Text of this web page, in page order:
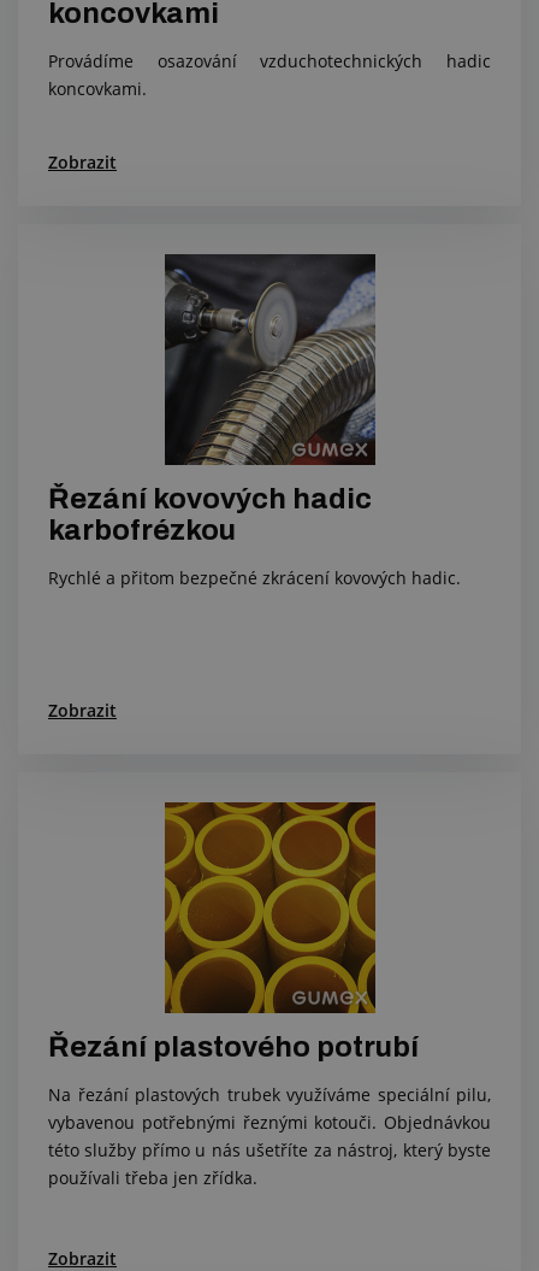
koncovkami
Provádíme osazování vzduchotechnických hadic
koncovkami.
Zobrazit
Řezání kovových hadic
karbofrézkou
Rychlé a přitom bezpečné zkrácení kovových hadic.
Zobrazit
Řezání plastového potrubí
Na řezání plastových trubek využíváme speciální pilu,
vybavenou potřebnými řeznými kotouči. Objednávkou
této služby přímo u nás ušetříte za nástroj, který byste
používali třeba jen zřídka.
Zobrazit